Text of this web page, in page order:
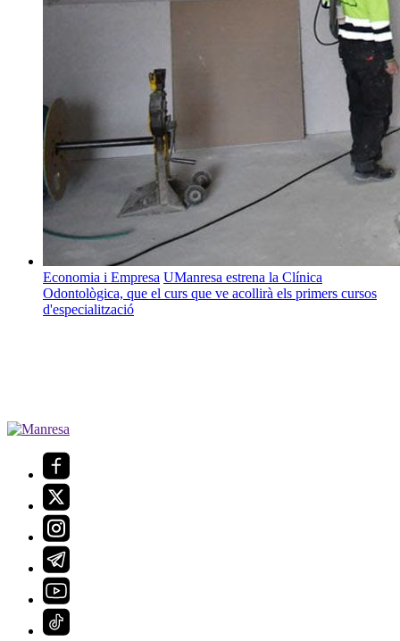
Economia i Empresa UManresa estrena la Clínica
Odontològica, que el curs que ve acollirà els primers cursos
d'especialització